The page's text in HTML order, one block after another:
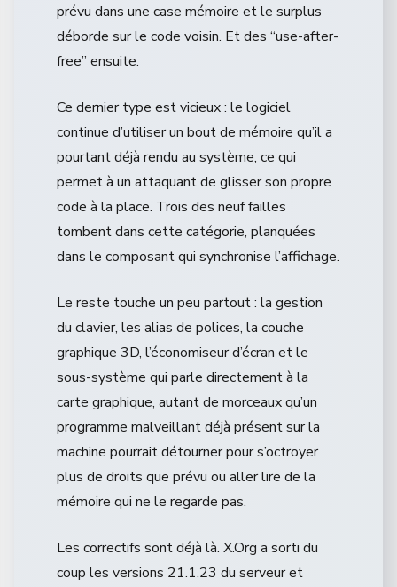
prévu dans une case mémoire et le surplus
déborde sur le code voisin. Et des “use-after-
free” ensuite.
Ce dernier type est vicieux : le logiciel
continue d’utiliser un bout de mémoire qu’il a
pourtant déjà rendu au système, ce qui
permet à un attaquant de glisser son propre
code à la place. Trois des neuf failles
tombent dans cette catégorie, planquées
dans le composant qui synchronise l’affichage.
Le reste touche un peu partout : la gestion
du clavier, les alias de polices, la couche
graphique 3D, l’économiseur d’écran et le
sous-système qui parle directement à la
carte graphique, autant de morceaux qu’un
programme malveillant déjà présent sur la
machine pourrait détourner pour s’octroyer
plus de droits que prévu ou aller lire de la
mémoire qui ne le regarde pas.
Les correctifs sont déjà là. X.Org a sorti du
coup les versions 21.1.23 du serveur et